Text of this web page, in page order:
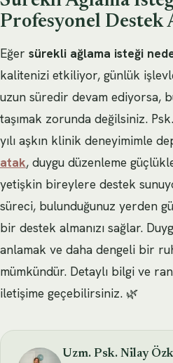
Profesyonel Destek
Eğer sürekli ağlama isteği
kalitenizi etkiliyor, günlük
uzun süredir devam ediyorsa,
taşımak zorunda değilsiniz.
yılı aşkın klinik deneyimimle
atak, duygu düzenleme
yetişkin bireylere destek
süreci, bulunduğunuz yerden
bir destek almanızı sağlar.
anlamak ve daha dengeli bir
mümkündür. Detaylı bilgi ve
iletişime geçebilirsiniz. 🌿
Uzm. Psk. Nilay